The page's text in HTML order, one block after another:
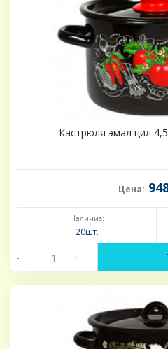
Кастрюля эмал цил
Цена:
Наличие:
20шт.
- +